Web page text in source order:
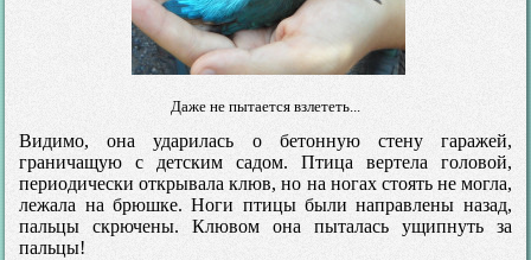
Даже не пытается взлететь...
Видимо, она ударилась о бетонную стену гаражей,
граничащую с детским садом. Птица вертела головой,
периодически открывала клюв, но на ногах стоять не могла,
лежала на брюшке. Ноги птицы были направлены назад,
пальцы скрючены. Клювом она пыталась ущипнуть за
пальцы!